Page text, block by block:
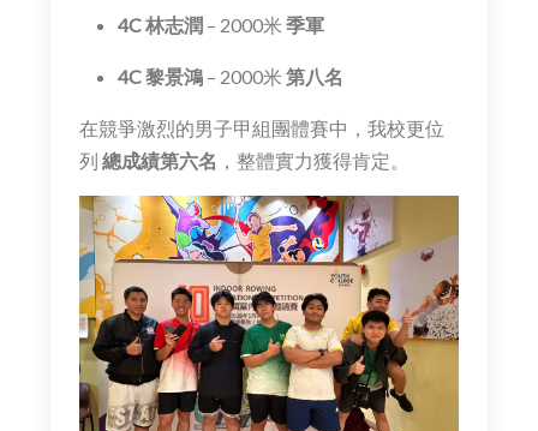
4C 林志潤 – 2000米 季軍
4C 黎景鴻 – 2000米 第八名
在競爭激烈的男子甲組團體賽中，我校更位
列 總成績第六名 ，整體實力獲得肯定。